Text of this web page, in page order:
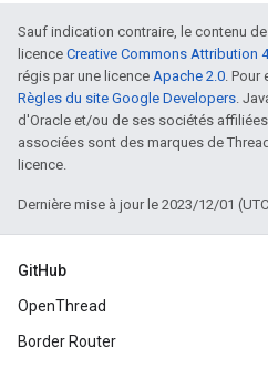
Sauf indication contraire, le contenu
licence Creative Commons Attribution
régis par une licence Apache 2.0. Pour
Règles du site Google Developers.
d'Oracle et/ou de ses sociétés
associées sont des marques de
licence.
Dernière mise à jour le 2023/12/01
GitHub
OpenThread
Border Router